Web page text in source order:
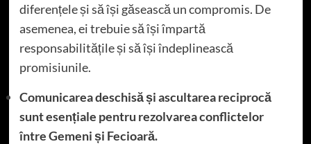
diferențele și să își găsească un compromis. De
asemenea, ei trebuie să își împartă
responsabilitățile și să își îndeplinească
promisiunile.
Comunicarea deschisă și ascultarea reciprocă
sunt esențiale pentru rezolvarea conflictelor
între Gemeni și Fecioară.